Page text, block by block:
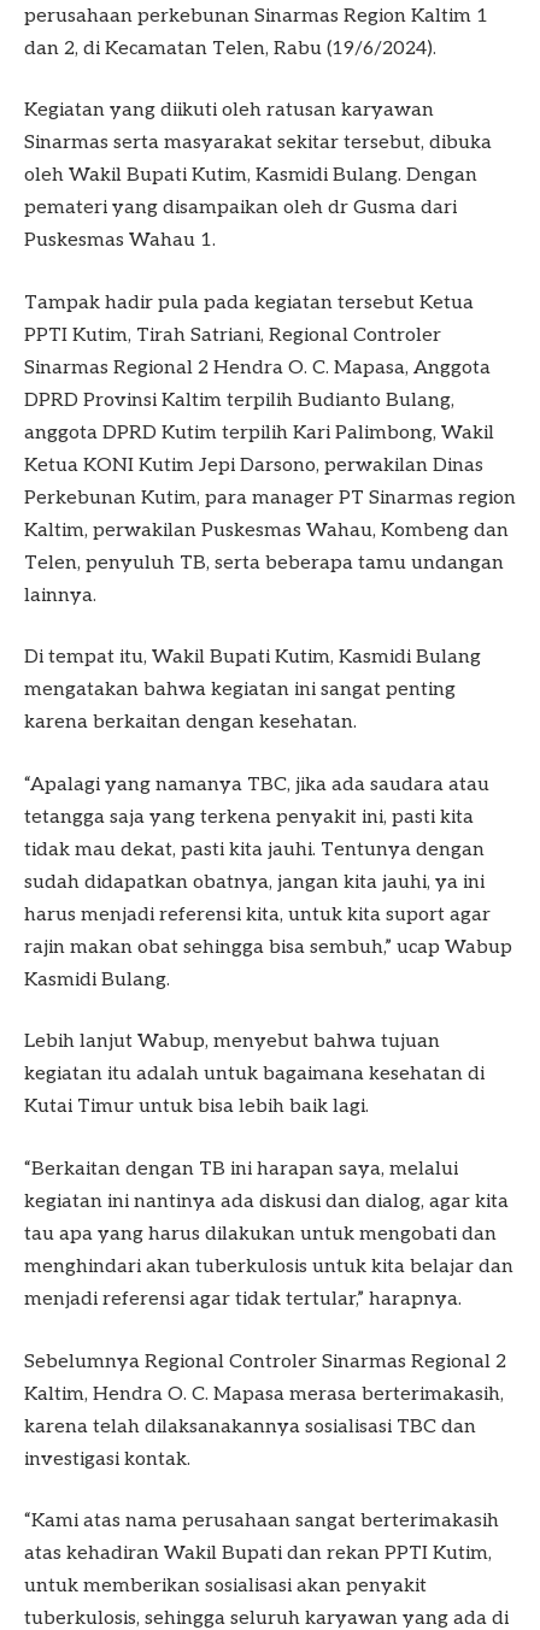
perusahaan perkebunan Sinarmas Region Kaltim 1
dan 2, di Kecamatan Telen, Rabu (19/6/2024).
Kegiatan yang diikuti oleh ratusan karyawan
Sinarmas serta masyarakat sekitar tersebut, dibuka
oleh Wakil Bupati Kutim, Kasmidi Bulang. Dengan
pemateri yang disampaikan oleh dr Gusma dari
Puskesmas Wahau 1.
Tampak hadir pula pada kegiatan tersebut Ketua
PPTI Kutim, Tirah Satriani, Regional Controler
Sinarmas Regional 2 Hendra O. C. Mapasa, Anggota
DPRD Provinsi Kaltim terpilih Budianto Bulang,
anggota DPRD Kutim terpilih Kari Palimbong, Wakil
Ketua KONI Kutim Jepi Darsono, perwakilan Dinas
Perkebunan Kutim, para manager PT Sinarmas region
Kaltim, perwakilan Puskesmas Wahau, Kombeng dan
Telen, penyuluh TB, serta beberapa tamu undangan
lainnya.
Di tempat itu, Wakil Bupati Kutim, Kasmidi Bulang
mengatakan bahwa kegiatan ini sangat penting
karena berkaitan dengan kesehatan.
“Apalagi yang namanya TBC, jika ada saudara atau
tetangga saja yang terkena penyakit ini, pasti kita
tidak mau dekat, pasti kita jauhi. Tentunya dengan
sudah didapatkan obatnya, jangan kita jauhi, ya ini
harus menjadi referensi kita, untuk kita suport agar
rajin makan obat sehingga bisa sembuh,” ucap Wabup
Kasmidi Bulang.
Lebih lanjut Wabup, menyebut bahwa tujuan
kegiatan itu adalah untuk bagaimana kesehatan di
Kutai Timur untuk bisa lebih baik lagi.
“Berkaitan dengan TB ini harapan saya, melalui
kegiatan ini nantinya ada diskusi dan dialog, agar kita
tau apa yang harus dilakukan untuk mengobati dan
menghindari akan tuberkulosis untuk kita belajar dan
menjadi referensi agar tidak tertular,” harapnya.
Sebelumnya Regional Controler Sinarmas Regional 2
Kaltim, Hendra O. C. Mapasa merasa berterimakasih,
karena telah dilaksanakannya sosialisasi TBC dan
investigasi kontak.
“Kami atas nama perusahaan sangat berterimakasih
atas kehadiran Wakil Bupati dan rekan PPTI Kutim,
untuk memberikan sosialisasi akan penyakit
tuberkulosis, sehingga seluruh karyawan yang ada di